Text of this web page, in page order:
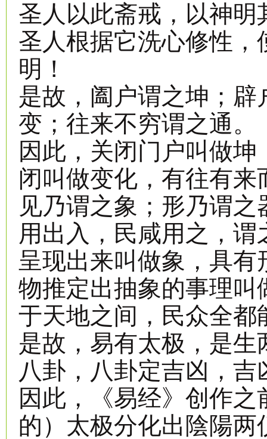
圣人以此斋戒，以神明
圣人根据它洗心修性
明！
是故，阖户谓之坤；
变；往来不穷谓之通。
因此，关闭门户叫做
闭叫做变化，有往有
见乃谓之象；形乃谓
用出入，民咸用之，谓
呈现出来叫做象，具
物推定出抽象的事理
于天地之间，民众全都
是故，易有太极，是
八卦，八卦定吉凶，吉
因此，《易经》创作
的）太极分化出陰陽